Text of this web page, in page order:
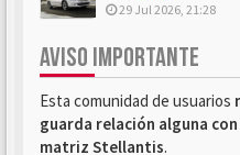
29 Jul 2026, 21:28
AVISO IMPORTANTE
Esta comunidad de usuarios
guarda relación alguna
matriz Stellantis.